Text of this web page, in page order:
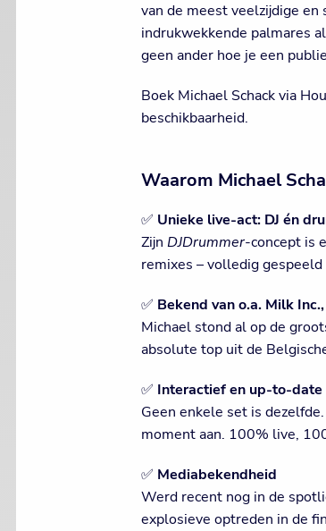
van de meest veelzijdige
indrukwekkende palmares
geen ander hoe je een
Boek Michael Schack via
beschikbaarheid.
Waarom Michael
✅ Unieke live-act: DJ én
Zijn DJDrummer-concept is
remixes – volledig
✅ Bekend van o.a. Milk
Michael stond al op de
absolute top uit de
✅ Interactief en up-to-date
Geen enkele set is
moment aan. 100% live,
✅ Mediabekendheid
Werd recent nog in de
explosieve optreden in de